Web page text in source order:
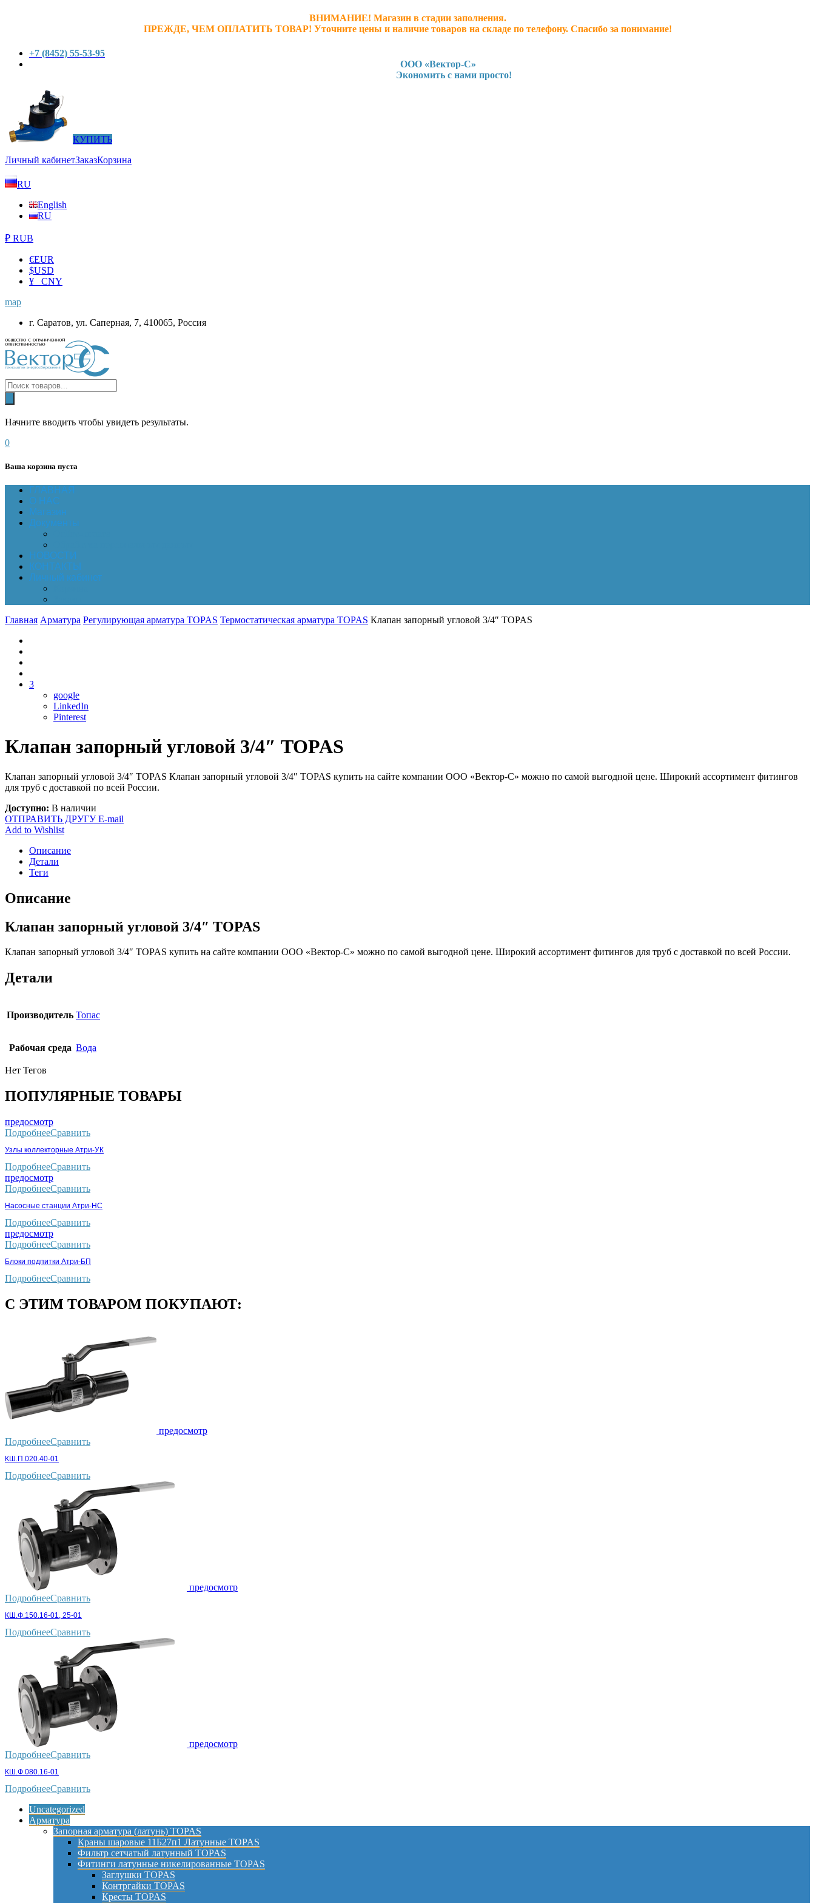
ВНИМАНИЕ! Магазин в стадии заполнения.
ПРЕЖДЕ, ЧЕМ ОПЛАТИТЬ ТОВАР! Уточните цены и наличие товаров на складе по телефону. Спасибо за понимание!
+7 (8452) 55-53-95
ООО «Вектор-С»
Экономить с нами просто!
КУПИТЬ
Личный кабинетЗаказКорзина
RU
English
RU
₽ RUB
€EUR
$USD
¥ CNY
map
г. Саратов, ул. Саперная, 7, 410065, Россия
Начните вводить чтобы увидеть результаты.
0
Ваша корзина пуста
ГЛАВНАЯ
О НАС
Магазин
Документы
НОВОСТИ
КОНТАКТЫ
Личный кабинет
Главная Арматура Регулирующая арматура TOPAS Термостатическая арматура TOPAS Клапан запорный угловой 3/4″ TOPAS
3
google
LinkedIn
Pinterest
Клапан запорный угловой 3/4″ TOPAS
Клапан запорный угловой 3/4″ TOPAS Клапан запорный угловой 3/4″ TOPAS купить на сайте компании ООО «Вектор-С» можно по самой выгодной цене. Широкий ассортимент фитингов
для труб с доставкой по всей России.
Доступно: В наличии
ОТПРАВИТЬ ДРУГУ E-mail
Add to Wishlist
Описание
Детали
Теги
Описание
Клапан запорный угловой 3/4″ TOPAS
Клапан запорный угловой 3/4″ TOPAS купить на сайте компании ООО «Вектор-С» можно по самой выгодной цене. Широкий ассортимент фитингов для труб с доставкой по всей России.
Детали
Производитель Топас
Рабочая среда Вода
Нет Тегов
ПОПУЛЯРНЫЕ ТОВАРЫ
предосмотр
ПодробнееСравнить
Узлы коллекторные Атри-УК
ПодробнееСравнить
предосмотр
ПодробнееСравнить
Насосные станции Атри-НС
ПодробнееСравнить
предосмотр
ПодробнееСравнить
Блоки подпитки Атри-БП
ПодробнееСравнить
С ЭТИМ ТОВАРОМ ПОКУПАЮТ:
предосмотр
ПодробнееСравнить
КШ.П.020.40-01
ПодробнееСравнить
предосмотр
ПодробнееСравнить
КШ.Ф.150.16-01, 25-01
ПодробнееСравнить
предосмотр
ПодробнееСравнить
КШ.Ф.080.16-01
ПодробнееСравнить
Uncategorized
Арматура
Запорная арматура (латунь) TOPAS
Краны шаровые 11Б27п1 Латунные TOPAS
Фильтр сетчатый латунный TOPAS
Фитинги латунные никелированные TOPAS
Заглушки TOPAS
Контргайки TOPAS
Кресты TOPAS